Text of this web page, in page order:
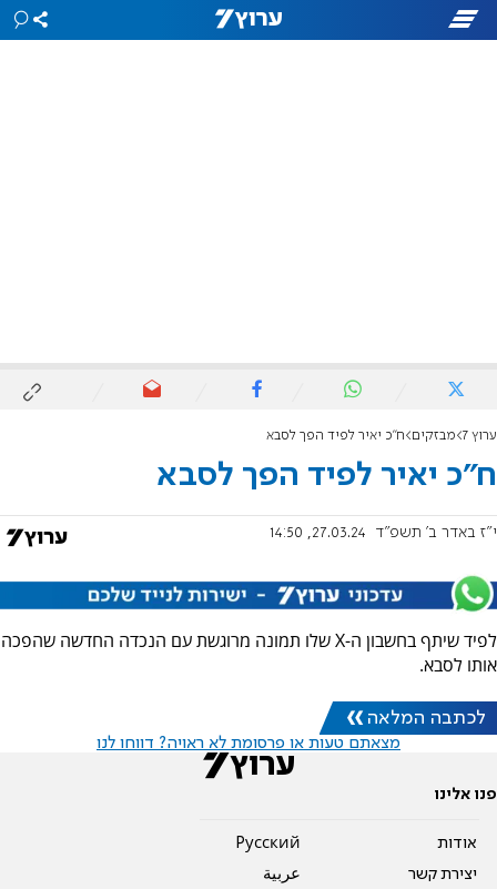
ערוץ 7 מבזקים ח"כ יאיר לפיד הפך לסבא
ח"כ יאיר לפיד הפך לסבא
י"ז באדר ב׳ תשפ"ד 27.03.24, 14:50
לפיד שיתף בחשבון ה-X שלו תמונה מרוגשת עם הנכדה החדשה שהפכה
אותו לסבא.
לכתבה המלאה
מצאתם טעות או פרסומת לא ראויה? דווחו לנו
פנו אלינו
אודות
יצירת קשר
Pусский
عربية